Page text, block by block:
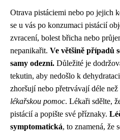
Otrava pistáciemi nebo po jejich
se u vás po konzumaci pistácií
zvracení, bolest břicha nebo
nepanikařit. Ve většině případů
samy odezní. Důležité je
tekutin, aby nedošlo k
zhoršují nebo přetrvávají déle
lékařskou pomoc. Lékaři sdělte,
pistácií a popište své příznaky.
symptomatická, to znamená, že